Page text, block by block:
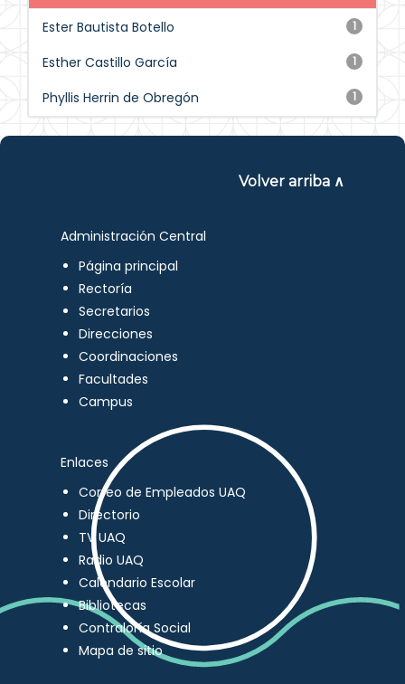
1
Ester Bautista Botello
1
Esther Castillo García
1
Phyllis Herrin de Obregón
Volver arriba ∧
Administración Central
Página principal
Rectoría
Secretarios
Direcciones
Coordinaciones
Facultades
Campus
Enlaces
Correo de Empleados UAQ
Directorio
TV UAQ
Radio UAQ
Calendario Escolar
Bibliotecas
Contraloría Social
Mapa de sitio